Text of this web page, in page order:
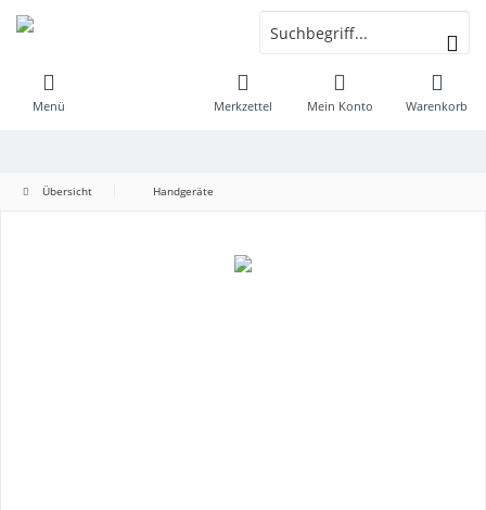
Menü Warenkorb
Merkzettel Mein Konto
Übersicht Handgeräte